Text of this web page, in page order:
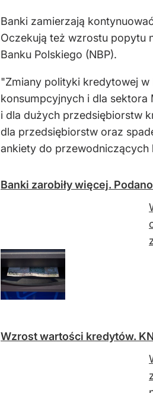
Banki zamierzają
Oczekują też wzrostu popytu
Banku Polskiego (NBP).
"Zmiany polityki kredytowej w
konsumpcyjnych i dla sektora
i dla dużych przedsiębiorstw
dla przedsiębiorstw oraz
ankiety do przewodniczących
Banki zarobiły więcej.
Wzrost wartości kredytów.